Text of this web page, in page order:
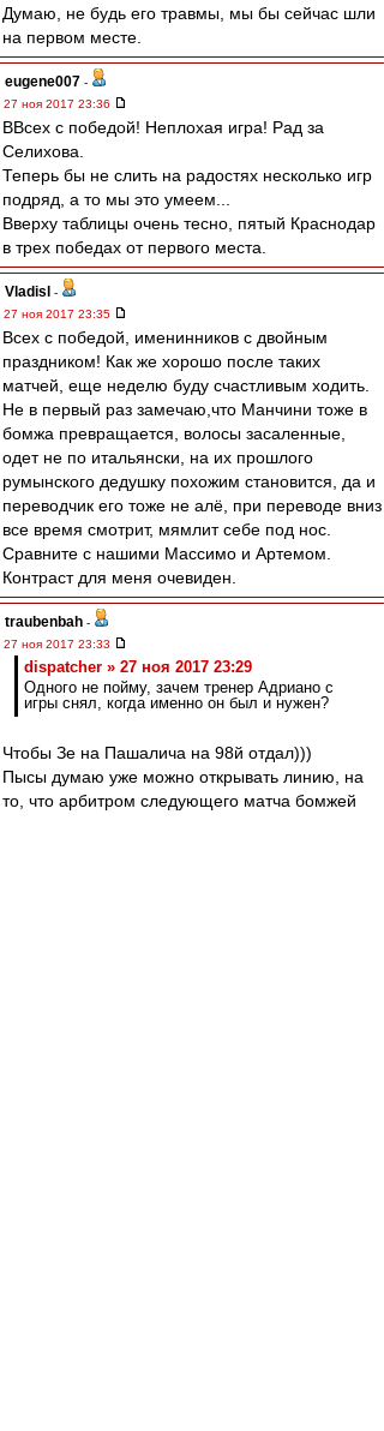
Думаю, не будь его травмы, мы бы сейчас шли
на первом месте.
eugene007 -
27 ноя 2017 23:36
ВВсех с победой! Неплохая игра! Рад за
Селихова.
Теперь бы не слить на радостях несколько игр
подряд, а то мы это умеем...
Вверху таблицы очень тесно, пятый Краснодар
в трех победах от первого места.
Vladisl
-
27 ноя 2017 23:35
Всех с победой, именинников с двойным
праздником! Как же хорошо после таких
матчей, еще неделю буду счастливым ходить.
Не в первый раз замечаю,что Манчини тоже в
бомжа превращается, волосы засаленные,
одет не по итальянски, на их прошлого
румынского дедушку похожим становится, да и
переводчик его тоже не алё, при переводе вниз
все время смотрит, мямлит себе под нос.
Сравните с нашими Массимо и Артемом.
Контраст для меня очевиден.
traubenbah -
27 ноя 2017 23:33
dispatcher » 27 ноя 2017 23:29
Одного не пойму, зачем тренер Адриано с
игры снял, когда именно он был и нужен?
Чтобы Зе на Пашалича на 98й отдал)))
Пысы думаю уже можно открывать линию, на
то, что арбитром следующего матча бомжей